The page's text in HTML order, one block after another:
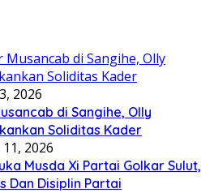
2026
di Sangihe, Olly
Soliditas Kader
2026
Musda Xi Partai Golkar Sulut,
Dan Disiplin Partai